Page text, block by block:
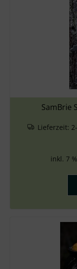
SamBrie
Lieferzeit:
inkl. 7